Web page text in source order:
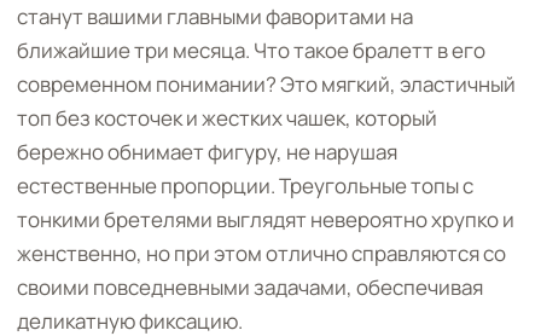
станут вашими главными фаворитами на
ближайшие три месяца. Что такое бралетт в его
современном понимании? Это мягкий, эластичный
топ без косточек и жестких чашек, который
бережно обнимает фигуру, не нарушая
естественные пропорции. Треугольные топы с
тонкими бретелями выглядят невероятно хрупко и
женственно, но при этом отлично справляются со
своими повседневными задачами, обеспечивая
деликатную фиксацию.